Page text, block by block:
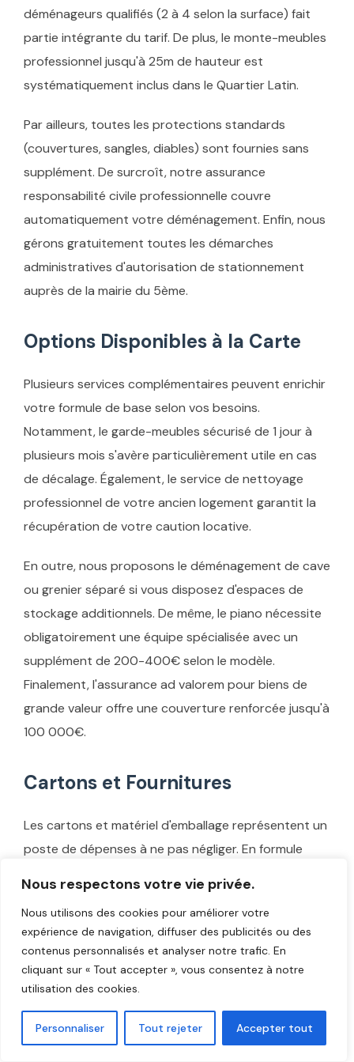
Nous respectons votre vie privée.
Nous utilisons des cookies pour améliorer votre
expérience de navigation, diffuser des publicités ou des
contenus personnalisés et analyser notre trafic. En
cliquant sur « Tout accepter », vous consentez à notre
utilisation des cookies.
Personnaliser Tout rejeter Accepter tout
déménageurs qualifiés (2 à 4 selon la surface) fait
partie intégrante du tarif. De plus, le monte-meubles
professionnel jusqu'à 25m de hauteur est
systématiquement inclus dans le Quartier Latin.
Par ailleurs, toutes les protections standards
(couvertures, sangles, diables) sont fournies sans
supplément. De surcroît, notre assurance
responsabilité civile professionnelle couvre
automatiquement votre déménagement. Enfin, nous
gérons gratuitement toutes les démarches
administratives d'autorisation de stationnement
auprès de la mairie du 5ème.
Options Disponibles à la Carte
Plusieurs services complémentaires peuvent enrichir
votre formule de base selon vos besoins.
Notamment, le garde-meubles sécurisé de 1 jour à
plusieurs mois s'avère particulièrement utile en cas
de décalage. Également, le service de nettoyage
professionnel de votre ancien logement garantit la
récupération de votre caution locative.
En outre, nous proposons le déménagement de cave
ou grenier séparé si vous disposez d'espaces de
stockage additionnels. De même, le piano nécessite
obligatoirement une équipe spécialisée avec un
supplément de 200-400€ selon le modèle.
Finalement, l'assurance ad valorem pour biens de
grande valeur offre une couverture renforcée jusqu'à
100 000€.
Cartons et Fournitures
Les cartons et matériel d'emballage représentent un
poste de dépenses à ne pas négliger. En formule
cartons, ce qui vous coûtera environ 80-120€ selon
la surface. En revanche, les formules Standard et
Premium incluent tous les cartons nécessaires
(cartons standards, cartons vaisselle, cartons
penderie).
Toutefois, nous proposons également la location de